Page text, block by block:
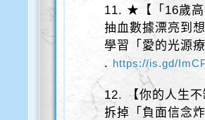
11. ★【「16歲高
抽血數據漂亮到
學習「愛的光源
. https://is.gd/
12. 【你的人生
拆掉「負面信念